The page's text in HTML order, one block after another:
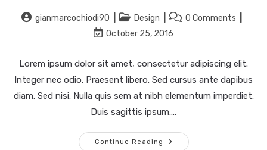
gianmarcochiodi90 Design
0 Comments
October 25, 2016
Lorem ipsum dolor sit amet, consectetur adipiscing elit.
Integer nec odio. Praesent libero. Sed cursus ante dapibus
diam. Sed nisi. Nulla quis sem at nibh elementum imperdiet.
Duis sagittis ipsum.…
Continue Reading